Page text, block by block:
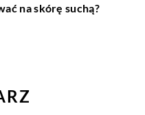
na skórę suchą?